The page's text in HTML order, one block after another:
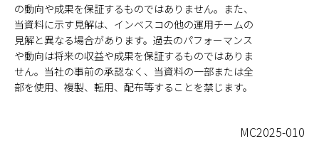
の動向や成果を保証するものではありません。また、
当資料に示す見解は、インベスコの他の運用チームの
見解と異なる場合があります。過去のパフォーマンス
や動向は将来の収益や成果を保証するものではありま
せん。当社の事前の承認なく、当資料の一部または全
部を使用、複製、転用、配布等することを禁じます。
MC2025-010